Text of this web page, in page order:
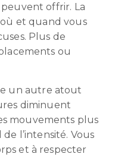
offrir. La
et quand vous
Plus de
ou
un autre atout
diminuent
mouvements plus
l’intensité. Vous
et à respecter